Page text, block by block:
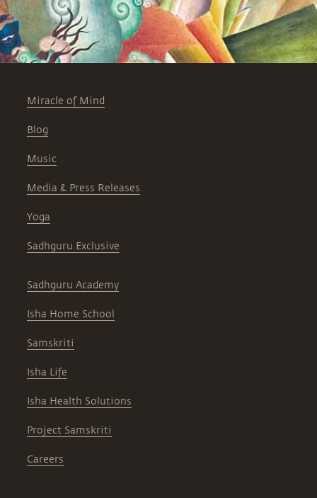
Miracle of Mind
Blog
Music
Media & Press Releases
Yoga
Sadhguru Exclusive
Sadhguru Academy
Isha Home School
Samskriti
Isha Life
Isha Health Solutions
Project Samskriti
Careers